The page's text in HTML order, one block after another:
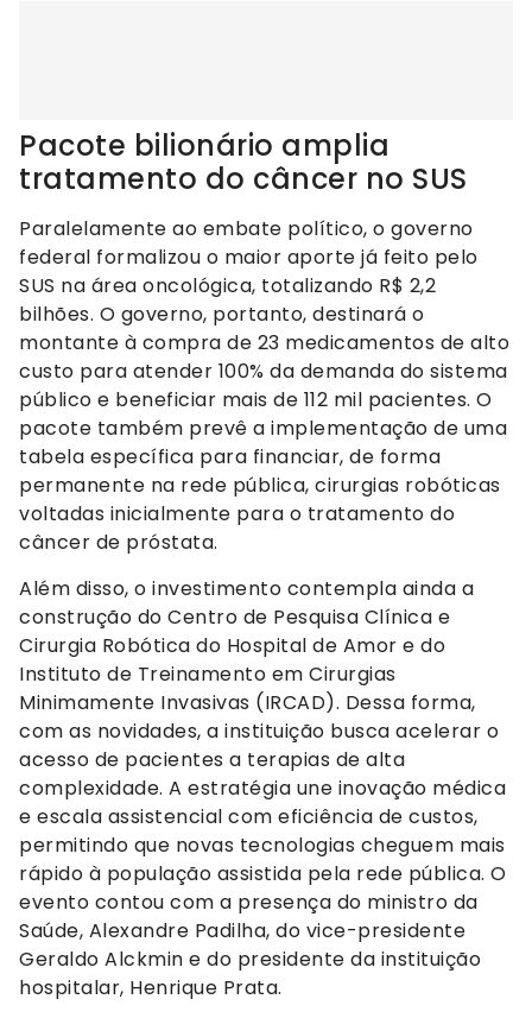
Pacote bilionário amplia
tratamento do câncer no SUS
Paralelamente ao embate político, o governo
federal formalizou o maior aporte já feito pelo
SUS na área oncológica, totalizando R$ 2,2
bilhões. O governo, portanto, destinará o
montante à compra de 23 medicamentos de alto
custo para atender 100% da demanda do sistema
público e beneficiar mais de 112 mil pacientes. O
pacote também prevê a implementação de uma
tabela específica para financiar, de forma
permanente na rede pública, cirurgias robóticas
voltadas inicialmente para o tratamento do
câncer de próstata.
Além disso, o investimento contempla ainda a
construção do Centro de Pesquisa Clínica e
Cirurgia Robótica do Hospital de Amor e do
Instituto de Treinamento em Cirurgias
Minimamente Invasivas (IRCAD). Dessa forma,
com as novidades, a instituição busca acelerar o
acesso de pacientes a terapias de alta
complexidade. A estratégia une inovação médica
e escala assistencial com eficiência de custos,
permitindo que novas tecnologias cheguem mais
rápido à população assistida pela rede pública. O
evento contou com a presença do ministro da
Saúde, Alexandre Padilha, do vice-presidente
Geraldo Alckmin e do presidente da instituição
hospitalar, Henrique Prata.